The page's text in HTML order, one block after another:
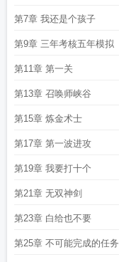
第7章 我还是个孩子
第9章 三年考核五年模拟
第11章 第一关
第13章 召唤师峡谷
第15章 炼金术士
第17章 第一波进攻
第19章 我要打十个
第21章 无双神剑
第23章 白给也不要
第25章 不可能完成的任务